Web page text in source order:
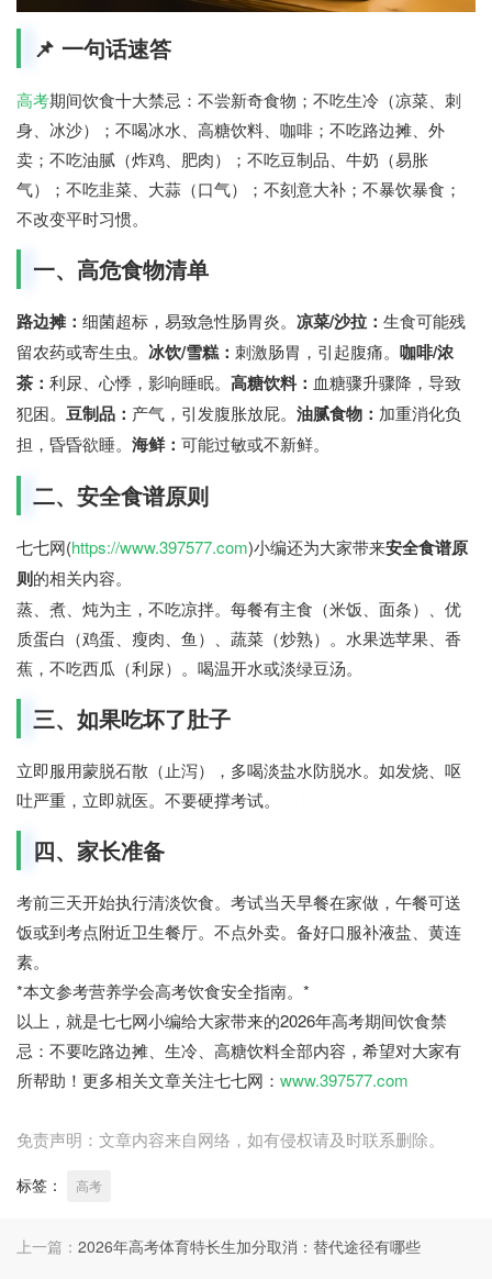
📌 一句话速答
高考期间饮食十大禁忌：不尝新奇食物；不吃生冷（凉菜、刺
身、冰沙）；不喝冰水、高糖饮料、咖啡；不吃路边摊、外
卖；不吃油腻（炸鸡、肥肉）；不吃豆制品、牛奶（易胀
气）；不吃韭菜、大蒜（口气）；不刻意大补；不暴饮暴食；
不改变平时习惯。
一、高危食物清单
路边摊： 细菌超标，易致急性肠胃炎。 凉菜/沙拉： 生食可能残
留农药或寄生虫。 冰饮/雪糕： 刺激肠胃，引起腹痛。 咖啡/浓
茶： 利尿、心悸，影响睡眠。 高糖饮料： 血糖骤升骤降，导致
犯困。 豆制品： 产气，引发腹胀放屁。 油腻食物： 加重消化负
担，昏昏欲睡。 海鲜： 可能过敏或不新鲜。
二、安全食谱原则
七七网(https://www.397577.com)小编还为大家带来安全食谱原
则的相关内容。
蒸、煮、炖为主，不吃凉拌。每餐有主食（米饭、面条）、优
质蛋白（鸡蛋、瘦肉、鱼）、蔬菜（炒熟）。水果选苹果、香
蕉，不吃西瓜（利尿）。喝温开水或淡绿豆汤。
三、如果吃坏了肚子
立即服用蒙脱石散（止泻），多喝淡盐水防脱水。如发烧、呕
吐严重，立即就医。不要硬撑考试。
四、家长准备
考前三天开始执行清淡饮食。考试当天早餐在家做，午餐可送
饭或到考点附近卫生餐厅。不点外卖。备好口服补液盐、黄连
素。
*本文参考营养学会高考饮食安全指南。*
以上，就是七七网小编给大家带来的2026年高考期间饮食禁
忌：不要吃路边摊、生冷、高糖饮料全部内容，希望对大家有
所帮助！更多相关文章关注七七网： www.397577.com
免责声明：文章内容来自网络，如有侵权请及时联系删除。
标签： 高考
上一篇： 2026年高考体育特长生加分取消：替代途径有哪些